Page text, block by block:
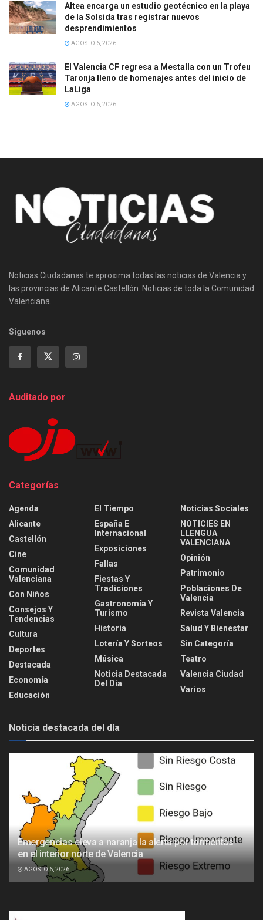
Altea encarga un estudio geotécnico en la playa
de la Solsida tras registrar nuevos
desprendimientos
AGOSTO 6, 2026
El Valencia CF regresa a Mestalla con un Trofeu
Taronja lleno de homenajes antes del inicio de
LaLiga
AGOSTO 6, 2026
Noticias Ciudadanas te aproxima todas las noticias de Valencia y
las provincias de Alicante Castellón. Noticias de toda la Comunidad
Valenciana.
Siguenos
Auditado por
Categorías
Agenda
Alicante
Castellón
Cine
Comunidad
Valenciana
Con Niños
Consejos Y
Tendencias
Cultura
Deportes
Destacada
Economía
Educación
El Tiempo
España E
Internacional
Exposiciones
Fallas
Fiestas Y
Tradiciones
Gastronomía Y
Turismo
Historia
Lotería Y Sorteos
Música
Noticia Destacada
Del Día
Noticias Sociales
NOTICIES EN
LLENGUA
VALENCIANA
Opinión
Patrimonio
Poblaciones De
Valencia
Revista Valencia
Salud Y Bienestar
Sin Categoría
Teatro
Valencia Ciudad
Varios
Noticia destacada del día
Emergencias eleva a naranja la alerta por tormentas
en el interior norte de Valencia
AGOSTO 6, 2026